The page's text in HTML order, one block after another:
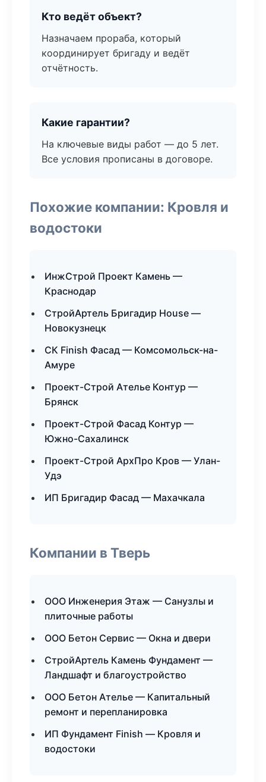
Кто ведёт объект?
Назначаем прораба, который
координирует бригаду и ведёт
отчётность.
Какие гарантии?
На ключевые виды работ — до 5 лет.
Все условия прописаны в договоре.
Похожие компании: Кровля и
водостоки
ИнжСтрой Проект Камень —
Краснодар
СтройАртель Бригадир House —
Новокузнецк
СК Finish Фасад — Комсомольск-на-
Амуре
Проект-Строй Ателье Контур —
Брянск
Проект-Строй Фасад Контур —
Южно-Сахалинск
Проект-Строй АрхПро Кров — Улан-
Удэ
ИП Бригадир Фасад — Махачкала
Компании в Тверь
ООО Инженерия Этаж — Санузлы и
плиточные работы
ООО Бетон Сервис — Окна и двери
СтройАртель Камень Фундамент —
Ландшафт и благоустройство
ООО Бетон Ателье — Капитальный
ремонт и перепланировка
ИП Фундамент Finish — Кровля и
водостоки